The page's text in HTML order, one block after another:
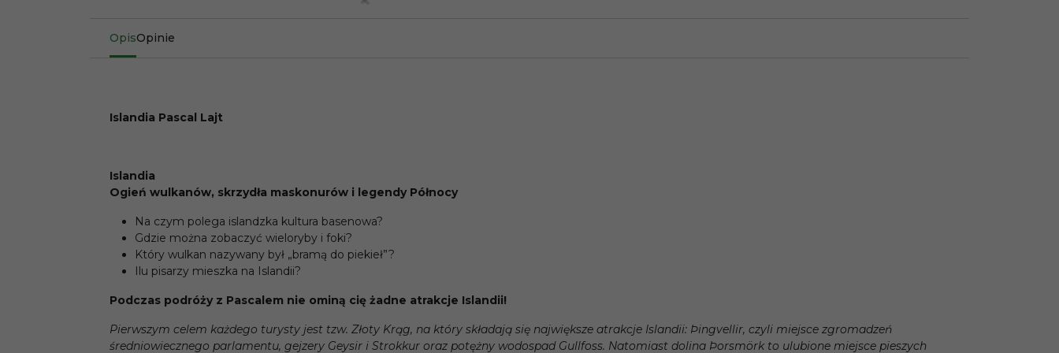
OpisOpinie
Islandia Pascal Lajt
Islandia
Ogień wulkanów, skrzydła maskonurów i legendy Północy
Na czym polega islandzka kultura basenowa?
Gdzie można zobaczyć wieloryby i foki?
Który wulkan nazywany był „bramą do piekieł”?
Ilu pisarzy mieszka na Islandii?
Podczas podróży z Pascalem nie ominą cię żadne atrakcje Islandii!
Pierwszym celem każdego turysty jest tzw. Złoty Krąg, na który składają się największe atrakcje Islandii: Þingvellir, czyli miejsce zgromadzeń
średniowiecznego parlamentu, gejzery Geysir i Strokkur oraz potężny wodospad Gullfoss. Natomiast dolina Þorsmörk to ulubione miejsce pieszych